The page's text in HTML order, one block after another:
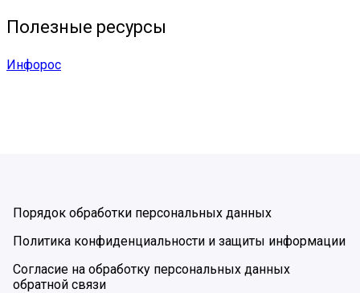
Полезные ресурсы
Инфорос
Порядок обработки персональных данных
Политика конфиденциальности и защиты информации
Согласие на обработку персональных данных
обратной связи